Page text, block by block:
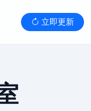
立即更新